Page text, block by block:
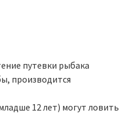
— 180 руб/кг;
— 550 руб/кг;
путевки рыбака
производится
12 лет) могут ловить